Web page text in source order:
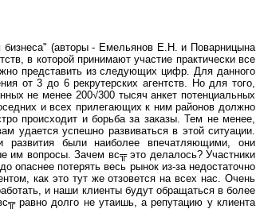
бизнеса" (авторы - Емельянов Е.Н. и Поварницына
в которой принимают участие практически все
представить из следующих цифр. Для данного
от 3 до 6 рекрутерских агентств. Но для того,
не менее 200√300 тысяч анкет потенциальных
и всех прилегающих к ним районов должно
происходит и борьба за заказы. Тем не менее,
удается успешно развиваться в этой ситуации.
развития были наиболее впечатляющими, они
им вопросы. Зачем вс╦ это делалось? Участники
опаснее потерять весь рынок из-за недостаточно
как это тут же отзовется на всех нас. Очень
и наши клиенты будут обращаться в более
равно долго не утаишь, а репутацию у клиента